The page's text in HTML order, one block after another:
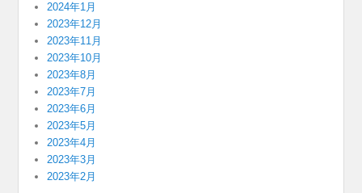
2024年1月
2023年12月
2023年11月
2023年10月
2023年8月
2023年7月
2023年6月
2023年5月
2023年4月
2023年3月
2023年2月